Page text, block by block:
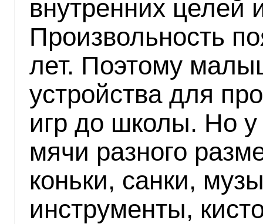
внутренних целей
Произвольность
лет. Поэтому
устройства для
игр до школы. Но
мячи разного
коньки, санки,
инструменты,